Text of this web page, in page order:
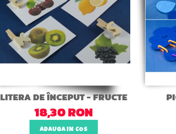
LITERA DE ÎNCEPUT - FRUCTE
18,30 RON
ADAUGA IN COS